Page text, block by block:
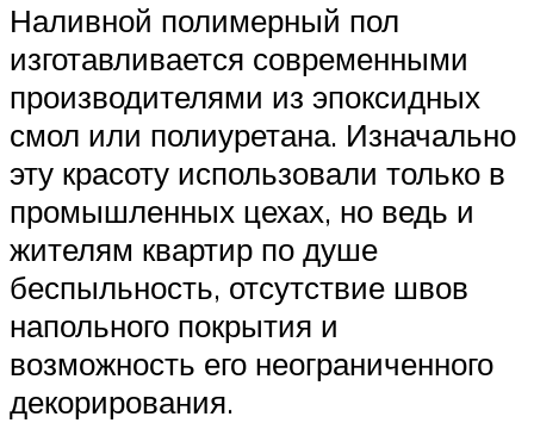
Наливной полимерный пол
изготавливается современными
производителями из эпоксидных
смол или полиуретана. Изначально
эту красоту использовали только в
промышленных цехах, но ведь и
жителям квартир по душе
беспыльность, отсутствие швов
напольного покрытия и
возможность его неограниченного
декорирования.